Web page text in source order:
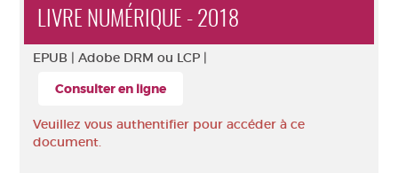
LIVRE NUMÉRIQUE - 2018
EPUB | Adobe DRM ou LCP |
Consulter en ligne
Veuillez vous authentifier pour accéder à ce
document.